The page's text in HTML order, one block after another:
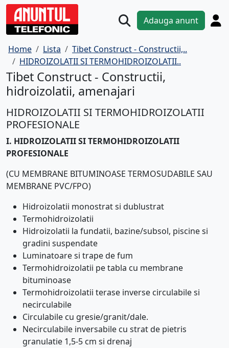
Adauga anunt
Home Lista
Tibet Construct - Constructii,..
HIDROIZOLATII SI TERMOHIDROIZOLATII..
Tibet Construct - Constructii,
hidroizolatii, amenajari
HIDROIZOLATII SI TERMOHIDROIZOLATII
PROFESIONALE
I. HIDROIZOLATII SI TERMOHIDROIZOLATII
PROFESIONALE
(CU MEMBRANE BITUMINOASE TERMOSUDABILE SAU
MEMBRANE PVC/FPO)
Hidroizolatii monostrat si dublustrat
Termohidroizolatii
Hidroizolatii la fundatii, bazine/subsol, piscine si
gradini suspendate
Luminatoare si trape de fum
Termohidroizolatii pe tabla cu membrane
bituminoase
Termohidroizolatii terase inverse circulabile si
necirculabile
Circulabile cu gresie/granit/dale.
Necirculabile inversabile cu strat de pietris
granulatie 1,5-5 cm si drenaj